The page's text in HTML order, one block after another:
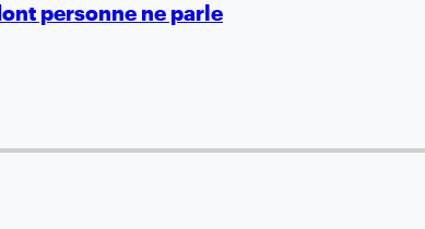
personne ne parle